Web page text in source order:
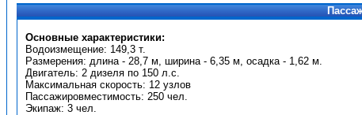
Основные характеристики:
Водоизмещение: 149,3 т.
Размерения: длина - 28,7 м, ширина - 6,35 м, осадка - 1,62 м.
Двигатель: 2 дизеля по 150 л.с.
Максимальная скорость: 12 узлов
Пассажировместимость: 250 чел.
Экипаж: 3 чел.